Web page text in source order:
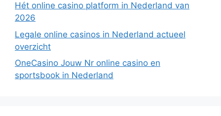
Hét online casino platform in Nederland van
2026
Legale online casinos in Nederland actueel
overzicht
OneCasino Jouw Nr online casino en
sportsbook in Nederland